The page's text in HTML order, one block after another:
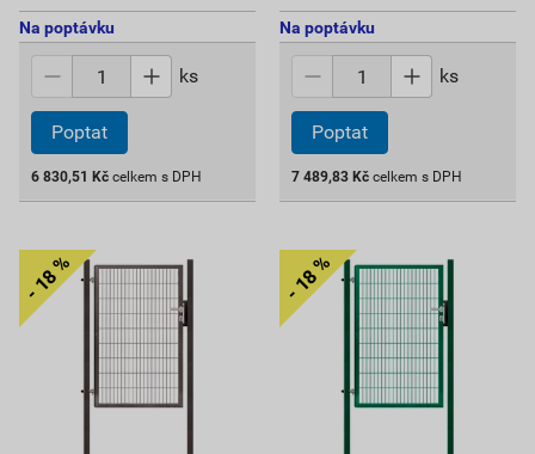
Na poptávku
ks
Poptat
6 830,51 Kč celkem s DPH
Na poptávku
ks
Poptat
7 489,83 Kč celkem s DPH